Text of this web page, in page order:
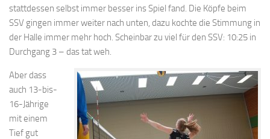
stattdessen selbst immer besser ins Spiel fand. Die Köpfe beim
SSV gingen immer weiter nach unten, dazu kochte die Stimmung in
der Halle immer mehr hoch. Scheinbar zu viel für den SSV: 10:25 in
Durchgang 3 – das tat weh.
Aber dass
auch 13-bis-
16-Jährige
mit einem
Tief gut